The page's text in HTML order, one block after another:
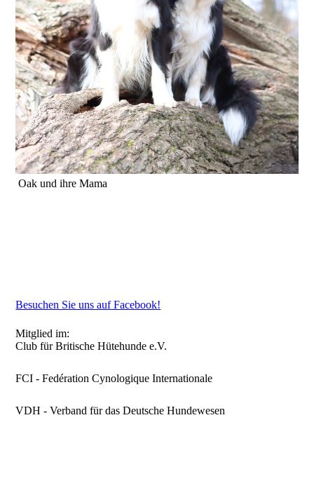
Oak und ihre Mama
Besuchen Sie uns auf Facebook!
Mitglied im:
Club für Britische Hütehunde e.V.
FCI - Fedération Cynologique Internationale
VDH - Verband für das Deutsche Hundewesen